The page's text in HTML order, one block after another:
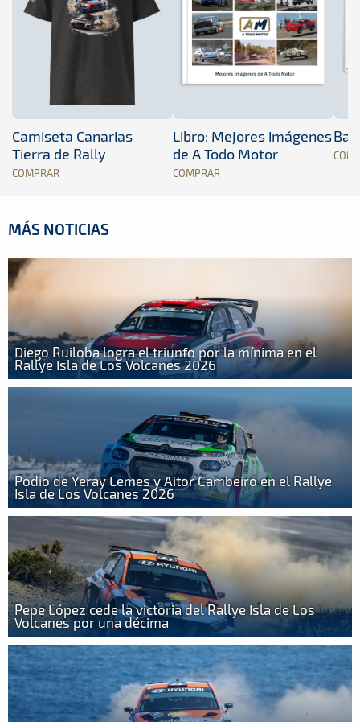
Camiseta Canarias
Tierra de Rally
COMPRAR
Libro: Mejores imágenes
de A Todo Motor
COMPRAR
MÁS NOTICIAS
Diego Ruiloba logra el triunfo por la mínima en el
Rallye Isla de Los Volcanes 2026
Podio de Yeray Lemes y Aitor Cambeiro en el Rallye
Isla de Los Volcanes 2026
Pepe López cede la victoria del Rallye Isla de Los
Volcanes por una décima